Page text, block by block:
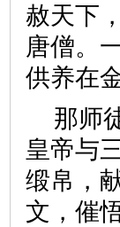
赦天下
唐僧。
供养
那师
皇帝与
缎帛，
文，催